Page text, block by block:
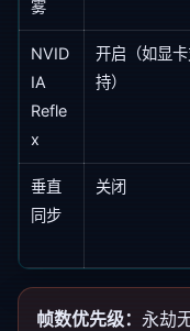
雾
NVID
IA
Refle
x
开启（如显
持）
垂直
同步
关闭
帧数优先级： 永劫